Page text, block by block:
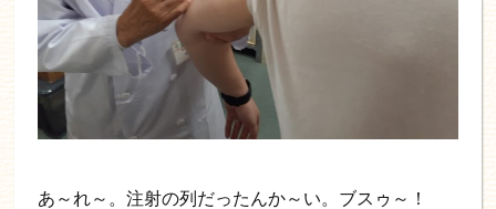
あ～れ～。注射の列だったんか～い。ブスゥ～！